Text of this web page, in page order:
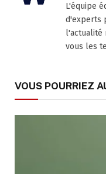
L'équipe
d'experts
l'actualité
vous les
VOUS POURRIEZ